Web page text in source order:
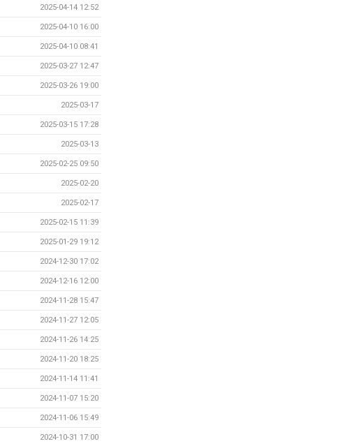
2025-04-14 12:52
2025-04-10 16:00
2025-04-10 08:41
2025-03-27 12:47
2025-03-26 19:00
2025-03-17
2025-03-15 17:28
2025-03-13
2025-02-25 09:50
2025-02-20
2025-02-17
2025-02-15 11:39
2025-01-29 19:12
2024-12-30 17:02
2024-12-16 12:00
2024-11-28 15:47
2024-11-27 12:05
2024-11-26 14:25
2024-11-20 18:25
2024-11-14 11:41
2024-11-07 15:20
2024-11-06 15:49
2024-10-31 17:00